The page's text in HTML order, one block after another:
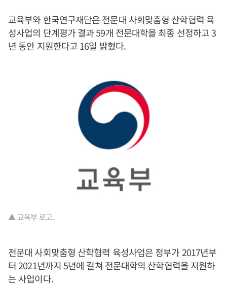
교육부와 한국연구재단은 전문대 사회맞춤형 산학협력 육
성사업의 단계평가 결과 59개 전문대학을 최종 선정하고 3
년 동안 지원한다고 16일 밝혔다.
▲ 교육부 로고.
전문대 사회맞춤형 산학협력 육성사업은 정부가 2017년부
터 2021년까지 5년에 걸쳐 전문대학의 산학협력을 지원하
는 사업이다.